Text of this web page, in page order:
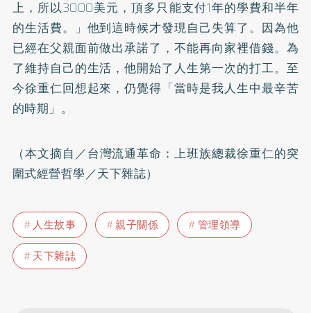
上，所以3000美元，頂多只能支付1年的學費和半年
的生活費。」他到這時候才發現自己失算了。因為他
已經在父親面前做出承諾了，不能再向家裡借錢。為
了維持自己的生活，他開始了人生第一次的打工。至
今徐重仁回想起來，仍覺得「當時是我人生中最辛苦
的時期」。
（本文摘自／台灣流通革命：上班族總裁徐重仁的突
圍式經營哲學／天下雜誌）
人生故事 親子關係
管理領導
天下雜誌